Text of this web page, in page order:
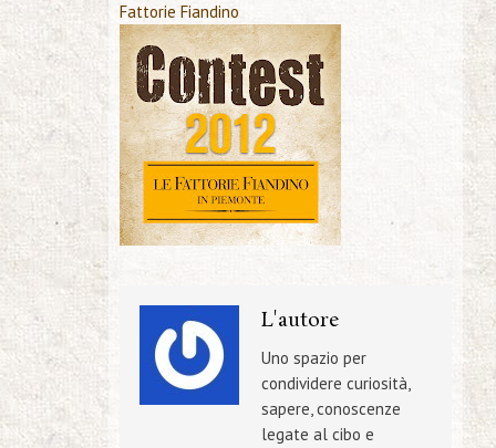
Fattorie Fiandino
L'autore
Uno spazio per
condividere curiosità,
sapere, conoscenze
legate al cibo e